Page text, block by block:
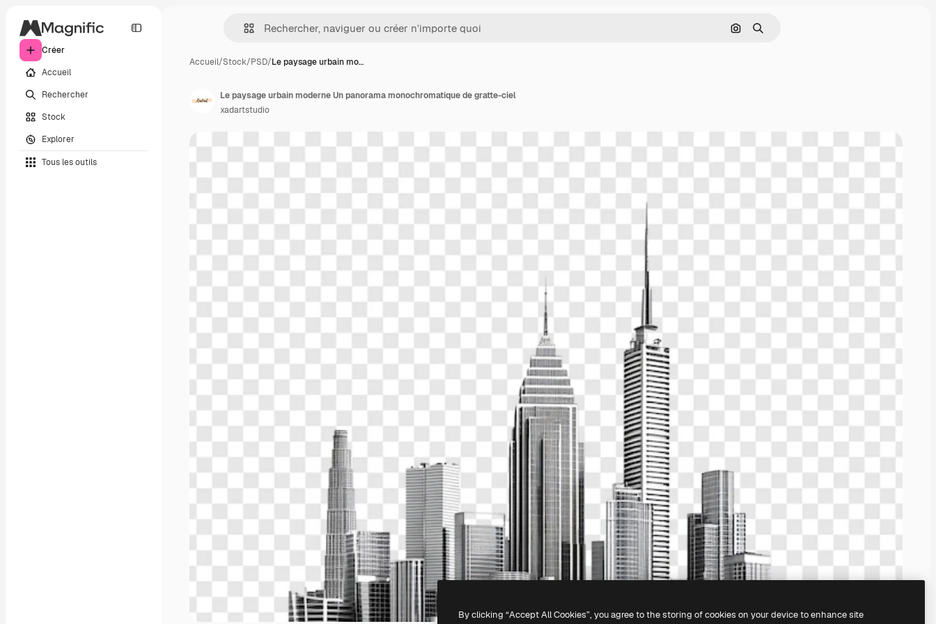
Créer
Accueil
Rechercher
Stock
Explorer
Tous les outils
Rechercher par image
Rechercher
Accueil/Stock/PSD/Le paysage urbain mo…
Le paysage urbain moderne Un panorama monochromatique de gratte-ciel
xadartstudio
By clicking “Accept All Cookies”, you agree to the storing of cookies on your device to enhance site